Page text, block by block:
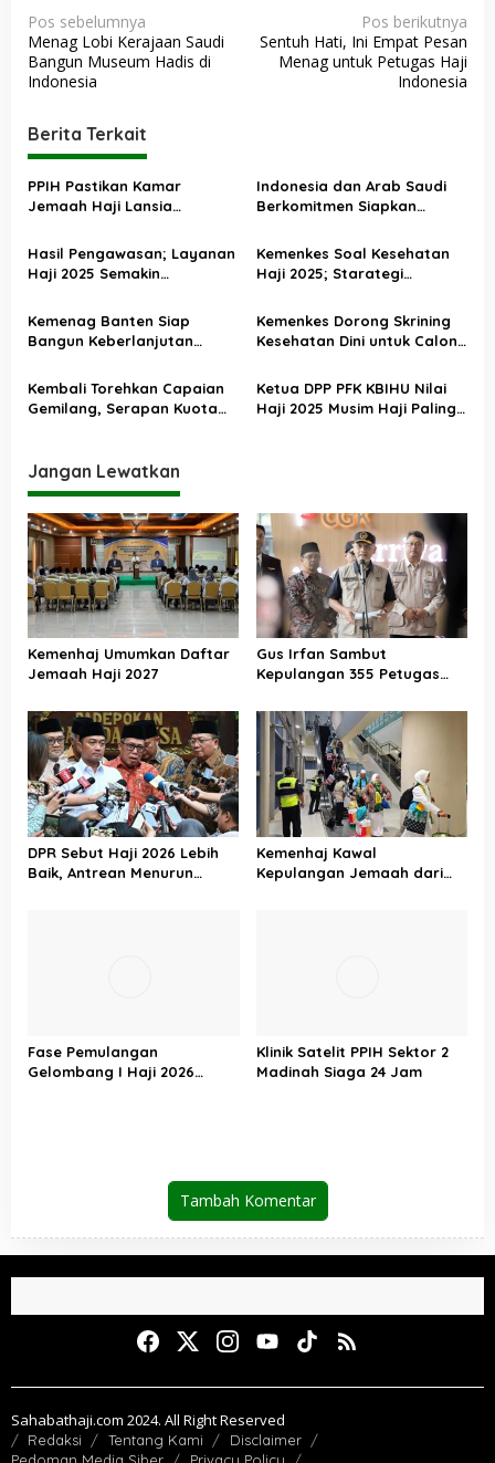
N
a
v
g
a
s
p
s
Pos sebelumnya
Menag Lobi Kerajaan Saudi
Bangun Museum Hadis di
Indonesia
Pos berikutnya
Sentuh Hati, Ini Empat Pesan
Menag untuk Petugas Haji
Indonesia
Berita Terkait
PPIH Pastikan Kamar
Jemaah Haji Lansia
Fasilitas Khusus
Indonesia dan Arab Saudi
Berkomitmen Siapkan
Hasil Pengawasan; Layanan
Haji 2025 Semakin
Kemenkes Soal Kesehatan
Haji 2025; Starategi
Kemenag Banten Siap
Bangun Keberlanjutan
Tingkatkan Kualitas
Pelayanan Haji
Kemenkes Dorong Skrining
Kesehatan Dini untuk Calon
Kembali Torehkan Capaian
Gemilang, Serapan Kuota
Ketua DPP PFK KBIHU Nilai
Haji 2025 Musim Haji Paling
Jangan Lewatkan
Kemenhaj Umumkan Daftar
Jemaah Haji 2027
Gus Irfan Sambut
Kepulangan 355 Petugas
DPR Sebut Haji 2026 Lebih
Baik, Antrean Menurun
Kemenhaj Kawal
Kepulangan Jemaah dari
Fase Pemulangan
Gelombang I Haji 2026
Klinik Satelit PPIH Sektor 2
Madinah Siaga 24 Jam
Tambah Komentar
Sahabathaji.com 2024. All Right Reserved
Redaksi Tentang Kami
Disclaimer